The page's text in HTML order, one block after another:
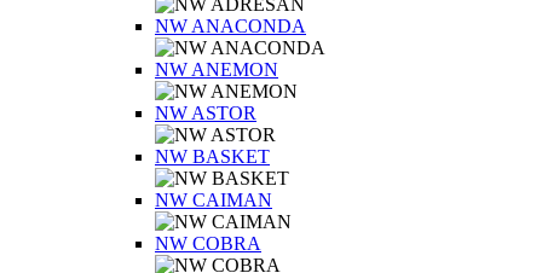
NW ANACONDA
NW ANEMON
NW ASTOR
NW BASKET
NW CAIMAN
NW COBRA